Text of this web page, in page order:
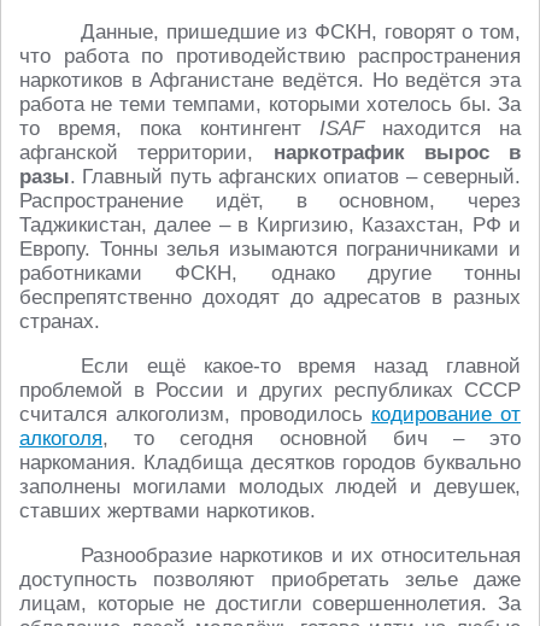
Данные, пришедшие из ФСКН, говорят о том,
что работа по противодействию распространения
наркотиков в Афганистане ведётся. Но ведётся эта
работа не теми темпами, которыми хотелось бы. За
то время, пока контингент ISAFнаходится на
афганской территории, наркотрафик вырос в
разы. Главный путь афганских опиатов – северный.
Распространение идёт, в основном, через
Таджикистан, далее – в Киргизию, Казахстан, РФ и
Европу. Тонны зелья изымаются пограничниками и
работниками ФСКН, однако другие тонны
беспрепятственно доходят до адресатов в разных
странах.
Если ещё какое-то время назад главной
проблемой в России и других республиках СССР
считался алкоголизм, проводилось кодирование от
алкоголя, то сегодня основной бич – это
наркомания. Кладбища десятков городов буквально
заполнены могилами молодых людей и девушек,
ставших жертвами наркотиков.
Разнообразие наркотиков и их относительная
доступность позволяют приобретать зелье даже
лицам, которые не достигли совершеннолетия. За